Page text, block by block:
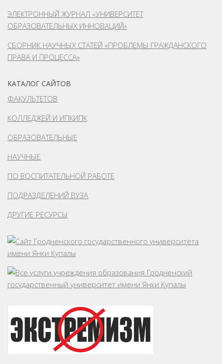
ЭЛЕКТРОННЫЙ ЖУРНАЛ «УНИВЕРСИТЕТ
ОБРАЗОВАТЕЛЬНЫХ ИННОВАЦИЙ»
СБОРНИК НАУЧНЫХ СТАТЕЙ «ПРОБЛЕМЫ ГРАЖДАНСКОГО
ПРАВА И ПРОЦЕССА»
КАТАЛОГ САЙТОВ
ФАКУЛЬТЕТОВ
КОЛЛЕДЖЕЙ И ИПКИПК
ОБРАЗОВАТЕЛЬНЫЕ
НАУЧНЫЕ
ПО ВОСПИТАТЕЛЬНОЙ РАБОТЕ
ПОДРАЗДЕЛЕНИЙ ВУЗА
ДРУГИЕ РЕСУРСЫ